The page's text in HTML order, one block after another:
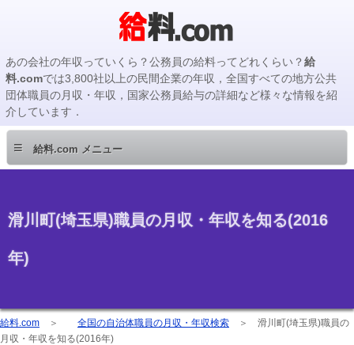
あの会社の年収っていくら？公務員の給料ってどれくらい？給
料.comでは3,800社以上の民間企業の年収，全国すべての地方公共
団体職員の月収・年収，国家公務員給与の詳細など様々な情報を紹
介しています．
≡ 給料.com メニュー
滑川町(埼玉県)職員の月収・年収を知る(2016
年)
給料.com ＞ 全国の自治体職員の月収・年収検索 ＞ 滑川町(埼玉県)職員の
月収・年収を知る(2016年)